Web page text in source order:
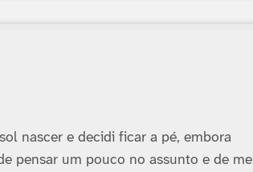
nascer e decidi ficar a pé, embora
pensar um pouco no assunto e de me